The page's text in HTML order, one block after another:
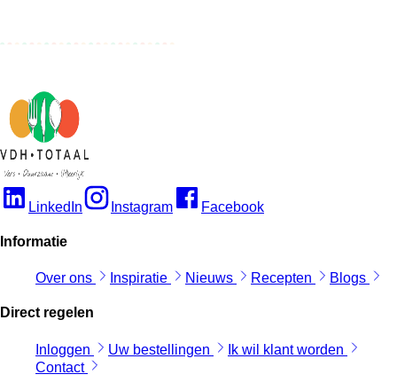
LinkedIn Instagram Facebook
Informatie
Over ons Inspiratie Nieuws Recepten Blogs
Direct regelen
Inloggen Uw bestellingen
Ik wil klant worden
Contact